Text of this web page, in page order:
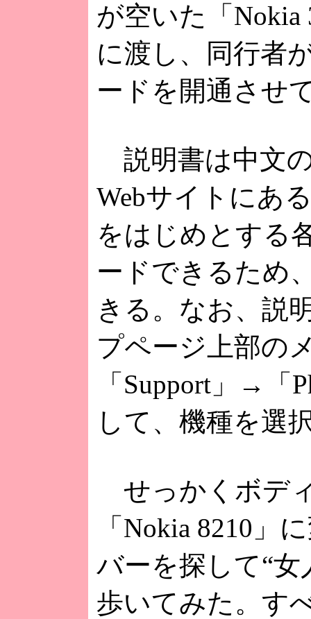
が空いた「
に渡し、同行者
ードを開通させ
説明書は中文
Webサイトにあ
をはじめとする
ードできるため
きる。なお、説
プページ上部の
「Support」→「
して、機種を選
せっかくボデ
「Nokia 8210」
バーを探して“
歩いてみた。す